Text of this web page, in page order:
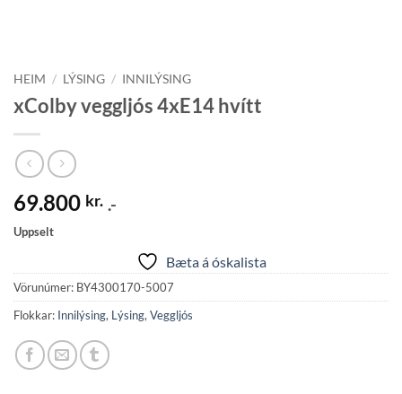
HEIM / LÝSING / INNILÝSING
xColby veggljós 4xE14 hvítt
69.800 kr. .-
Uppselt
Bæta á óskalista
Vörunúmer: BY4300170-5007
Flokkar: Innilýsing, Lýsing,Veggljós